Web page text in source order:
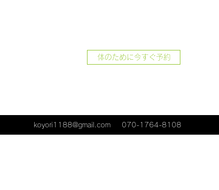
体のために今すぐ予約
koyori1188@gmail.com 070-1764-8108